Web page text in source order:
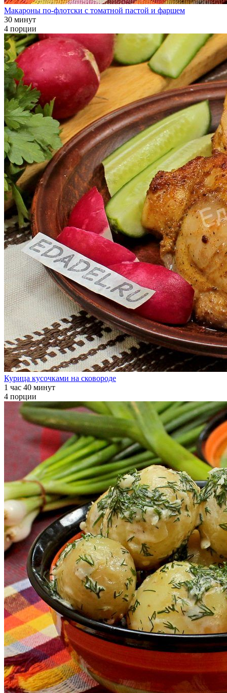
Макароны по-флотски с томатной пастой и фаршем
30 минут
4 порции
Курица кусочками на сковороде
1 час 40 минут
4 порции